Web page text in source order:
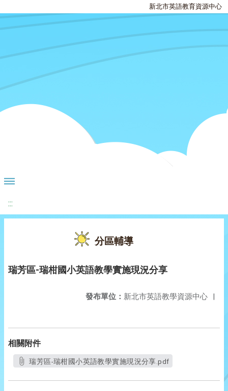
新北市英語教育資源中心
:::
分區輔導
瑞芳區-瑞柑國小英語教學實施現況分享
發布單位： 新北市英語教學資源中心 |
相關附件
瑞芳區-瑞柑國小英語教學實施現況分享.pdf